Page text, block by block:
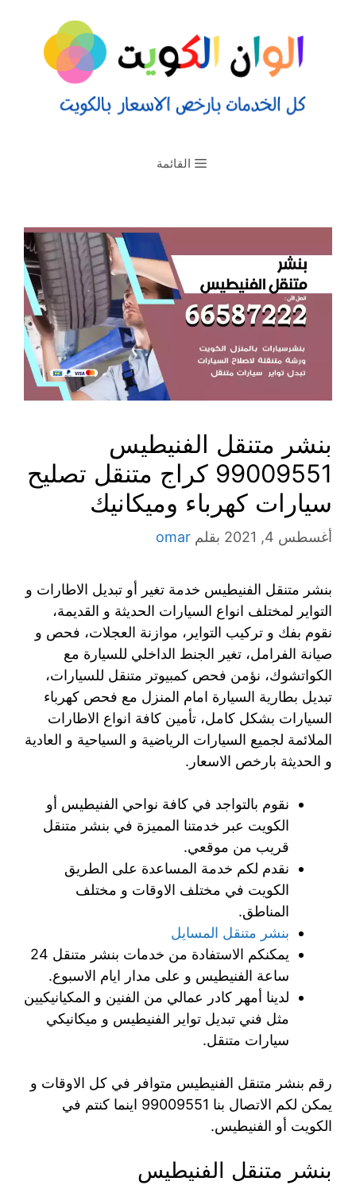
القائمة
بنشر متنقل الفنيطيس
99009551‬ كراج متنقل تصليح
سيارات كهرباء وميكانيك
أغسطس 4, 2021 بقلم omar
بنشر متنقل الفنيطيس خدمة تغير أو تبديل الاطارات و
التواير لمختلف انواع السيارات الحديثة و القديمة،
نقوم بفك و تركيب التواير، موازنة العجلات، فحص و
صيانة الفرامل، تغير الجنط الداخلي للسيارة مع
الكواتشوك، نؤمن فحص كمبيوتر متنقل للسيارات،
تبديل بطارية السيارة امام المنزل مع فحص كهرباء
السيارات بشكل كامل، تأمين كافة انواع الاطارات
الملائمة لجميع السيارات الرياضية و السياحية و العادية
و الحديثة بارخص الاسعار.
نقوم بالتواجد في كافة نواحي الفنيطيس أو
الكويت عبر خدمتنا المميزة في بنشر متنقل
قريب من موقعي.
نقدم لكم خدمة المساعدة على الطريق
الكويت في مختلف الاوقات و مختلف
المناطق.
بنشر متنقل المسايل
يمكنكم الاستفادة من خدمات بنشر متنقل 24
ساعة الفنيطيس و على مدار ايام الاسبوع.
لدينا أمهر كادر عمالي من الفنين و المكيانيكيين
مثل فني تبديل تواير الفنيطيس و ميكانيكي
سيارات متنقل.
رقم بنشر متنقل الفنيطيس متوافر في كل الاوقات و
يمكن لكم الاتصال بنا 99009551‬ اينما كنتم في
الكويت أو الفنيطيس.
بنشر متنقل الفنيطيس